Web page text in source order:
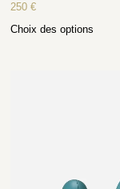
250€
Choix des options